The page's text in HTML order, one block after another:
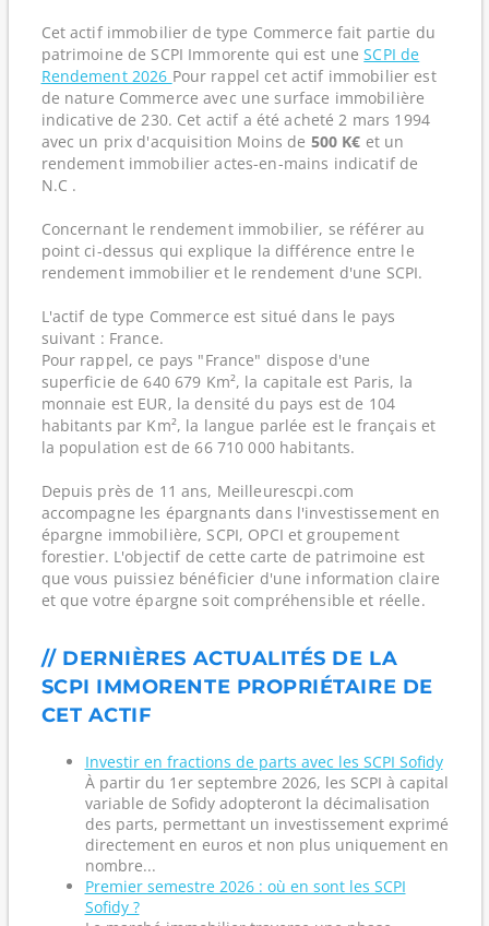
Cet actif immobilier de type Commerce fait partie du
patrimoine de SCPI Immorente qui est uneSCPI de
Rendement 2026 Pour rappel cet actif immobilier est
de nature Commerce avec une surface immobilière
indicative de 230. Cet actif a été acheté 2 mars 1994
avec un prix d'acquisition Moins de 500 K€ et un
rendement immobilier actes-en-mains indicatif de
N.C .
Concernant le rendement immobilier, se référer au
point ci-dessus qui explique la différence entre le
rendement immobilier et le rendement d'une SCPI.
L'actif de type Commerce est situé dans le pays
suivant : France.
Pour rappel, ce pays "France" dispose d'une
superficie de 640 679 Km², la capitale est Paris, la
monnaie est EUR, la densité du pays est de 104
habitants par Km², la langue parlée est le français et
la population est de 66 710 000 habitants.
Depuis près de 11 ans, Meilleurescpi.com
accompagne les épargnants dans l'investissement en
épargne immobilière, SCPI, OPCI et groupement
forestier. L'objectif de cette carte de patrimoine est
que vous puissiez bénéficier d'une information claire
et que votre épargne soit compréhensible et réelle.
// DERNIÈRES ACTUALITÉS DE LA
SCPI IMMORENTE PROPRIÉTAIRE DE
CET ACTIF
Investir en fractions de parts avec les SCPI Sofidy
À partir du 1er septembre 2026, les SCPI à capital
variable de Sofidy adopteront la décimalisation
des parts, permettant un investissement exprimé
directement en euros et non plus uniquement en
nombre...
Premier semestre 2026 : où en sont les SCPI
Sofidy ?